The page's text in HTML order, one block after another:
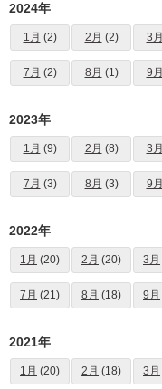
2024年
1月 (2) 2月 (2) 3月
7月 (2) 8月 (1) 9月
2023年
1月 (9) 2月 (8) 3月
7月 (3) 8月 (3) 9月
2022年
1月 (20) 2月 (20) 3月
7月 (21) 8月 (18) 9月
2021年
1月 (20) 2月 (18) 3月